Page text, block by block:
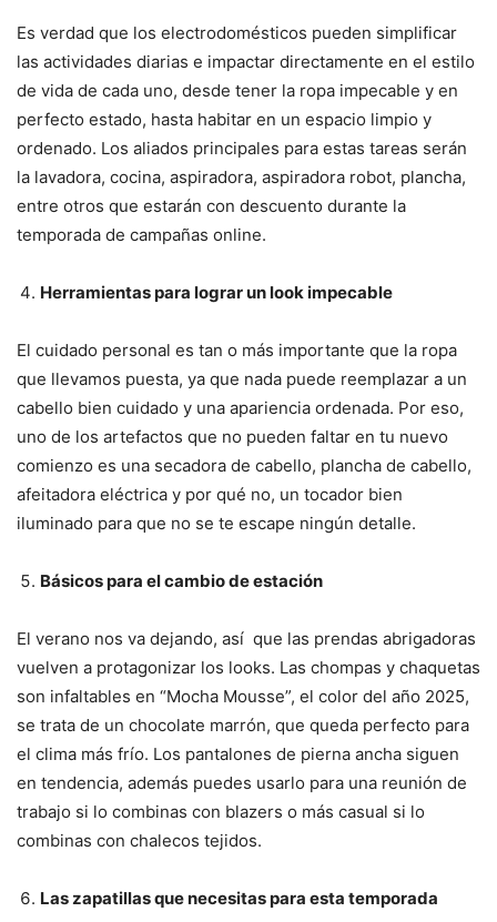
Es verdad que los electrodomésticos pueden simplificar
las actividades diarias e impactar directamente en el estilo
de vida de cada uno, desde tener la ropa impecable y en
perfecto estado, hasta habitar en un espacio limpio y
ordenado. Los aliados principales para estas tareas serán
la lavadora, cocina, aspiradora, aspiradora robot, plancha,
entre otros que estarán con descuento durante la
temporada de campañas online.
Herramientas para lograr un look impecable
El cuidado personal es tan o más importante que la ropa
que llevamos puesta, ya que nada puede reemplazar a un
cabello bien cuidado y una apariencia ordenada. Por eso,
uno de los artefactos que no pueden faltar en tu nuevo
comienzo es una secadora de cabello, plancha de cabello,
afeitadora eléctrica y por qué no, un tocador bien
iluminado para que no se te escape ningún detalle.
Básicos para el cambio de estación
El verano nos va dejando, así que las prendas abrigadoras
vuelven a protagonizar los looks. Las chompas y chaquetas
son infaltables en “Mocha Mousse”, el color del año 2025,
se trata de un chocolate marrón, que queda perfecto para
el clima más frío. Los pantalones de pierna ancha siguen
en tendencia, además puedes usarlo para una reunión de
trabajo si lo combinas con blazers o más casual si lo
combinas con chalecos tejidos.
Las zapatillas que necesitas para esta temporada